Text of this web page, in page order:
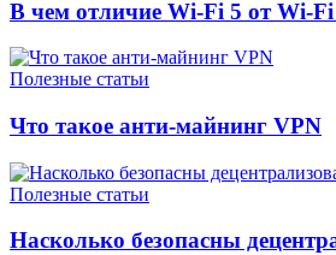
В чем отличие Wi-Fi 5 от Wi-Fi
Полезные статьи
Что такое анти-майнинг VPN
Полезные статьи
Насколько безопасны